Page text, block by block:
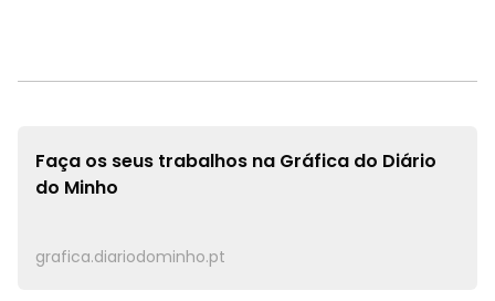
Faça os seus trabalhos na Gráfica do Diário
do Minho
grafica.diariodominho.pt